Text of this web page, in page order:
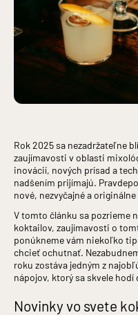
Rok 2025 sa nezadržateľne
zaujímavosti v oblasti
inovácií, nových prísad a
nadšením prijímajú.
nové, nezvyčajné a
V tomto článku sa pozrieme
koktailov, zaujímavosti o
ponúkneme vám niekoľko
chcieť ochutnať.
roku zostáva jedným z
nápojov, ktorý sa skvele
Novinky vo svete